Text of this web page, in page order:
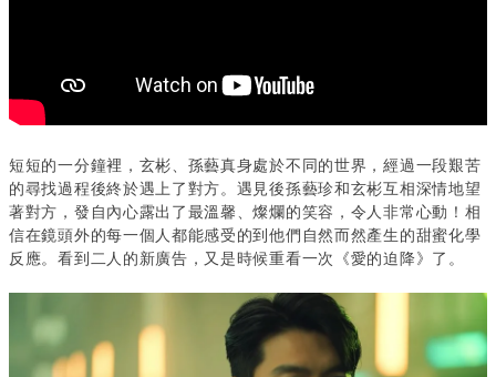
短短的一分鐘裡，玄彬、孫藝真身處於不同的世界，經過一段艱苦
的尋找過程後終於遇上了對方。遇見後孫藝珍和玄彬互相深情地望
著對方，發自內心露出了最溫馨、燦爛的笑容，令人非常心動！相
信在鏡頭外的每一個人都能感受的到他們自然而然產生的甜蜜化學
反應。看到二人的新廣告，又是時候重看一次《愛的迫降》了。